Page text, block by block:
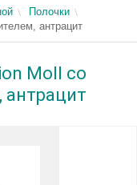
Полочки
антрацит
Moll со
антрацит